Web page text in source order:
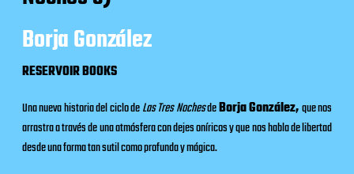
Borja González
RESERVOIR BOOKS
Una nueva historia del ciclo deLas Tres NochesdeBorja González,que nos
arrastra a través de una atmósfera con dejes oníricos y que nos habla de libertad
desde una forma tan sutil como profunda y mágica.